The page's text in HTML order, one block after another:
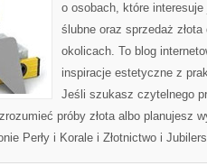
o osobach, które
ślubne oraz sprzedaż
okolicach. To blog
inspiracje estetyczne z
Jeśli szukasz czytelnego
próby złota albo planujesz
Perły i Korale i Złotnictwo i